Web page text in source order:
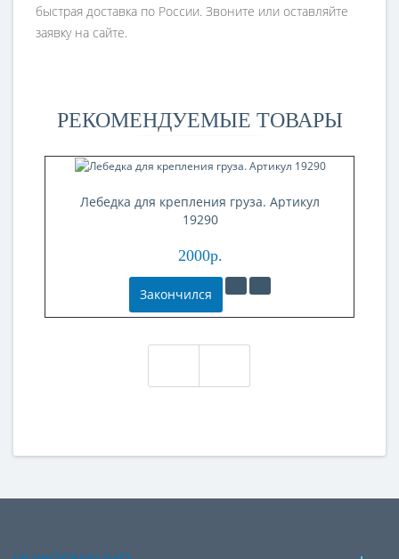
быстрая доставка по России. Звоните или оставляйте
заявку на сайте.
РЕКОМЕНДУЕМЫЕ ТОВАРЫ
Лебедка для крепления груза. Артикул
19290
2000р.
Закончился